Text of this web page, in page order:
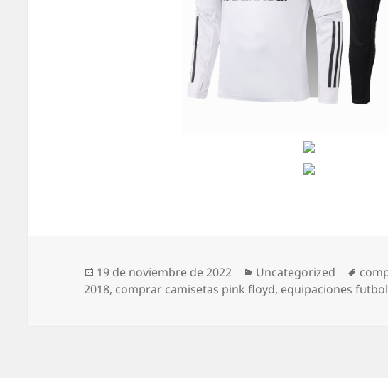
Publicado
el
19 de noviembre de 2022 Categorías
Uncategorized
2018, comprar camisetas pink floyd, equipaciones